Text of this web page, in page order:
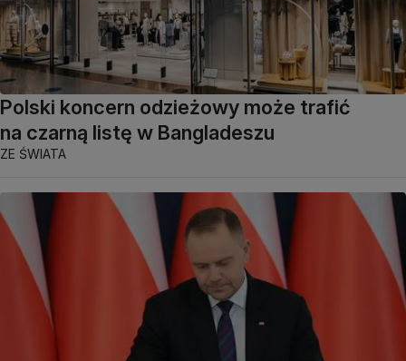
Polski koncern odzieżowy może trafić
na czarną listę w Bangladeszu
ZE ŚWIATA